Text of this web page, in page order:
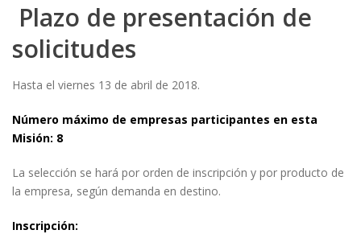
Plazo de presentación de
solicitudes
Hasta el viernes 13 de abril de 2018.
Número máximo de empresas participantes en esta
Misión: 8
La selección se hará por orden de inscripción y por producto de
la empresa, según demanda en destino.
Inscripción: